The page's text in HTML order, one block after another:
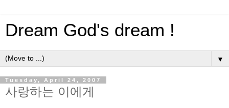
Dream God's dream !
▼
Tuesday, April 24, 2007
사랑하는 이에게